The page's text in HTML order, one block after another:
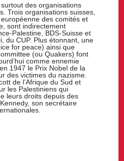
des organisations
Trois organisations suisses,
des comités et
sont indirectement
Palestine, BDS-Suisse et
du CUP. Plus étonnant, une
for peace) ainsi que
(ou Quakers) font
comme ennemie
1947 le Prix Nobel de la
des victimes du nazisme.
de l’Afrique du Sud et
les Palestiniens qui
leurs droits depuis des
son secrétaire